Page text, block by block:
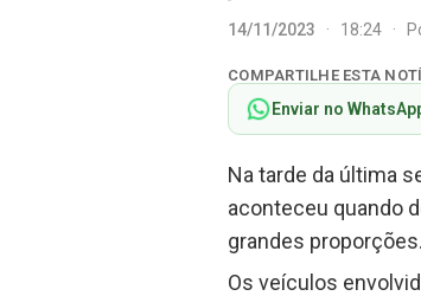
14/11/2023 · 18:24 ·
COMPARTILHE ESTA
Enviar no
Na tarde da última
aconteceu quando
grandes proporções.
Os veículos